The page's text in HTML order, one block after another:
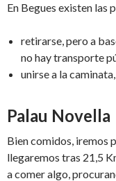
En Begues existen las
retirarse, pero a
no hay transporte
unirse a la
Palau Novella
Bien comidos, iremos
llegaremos tras 21,5
a comer algo,